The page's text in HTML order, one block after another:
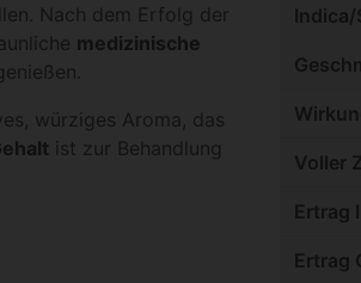
Nach dem Erfolg der
medizinische
würziges Aroma, das
ist zur Behandlung
Voller
Ertrag
Ertrag